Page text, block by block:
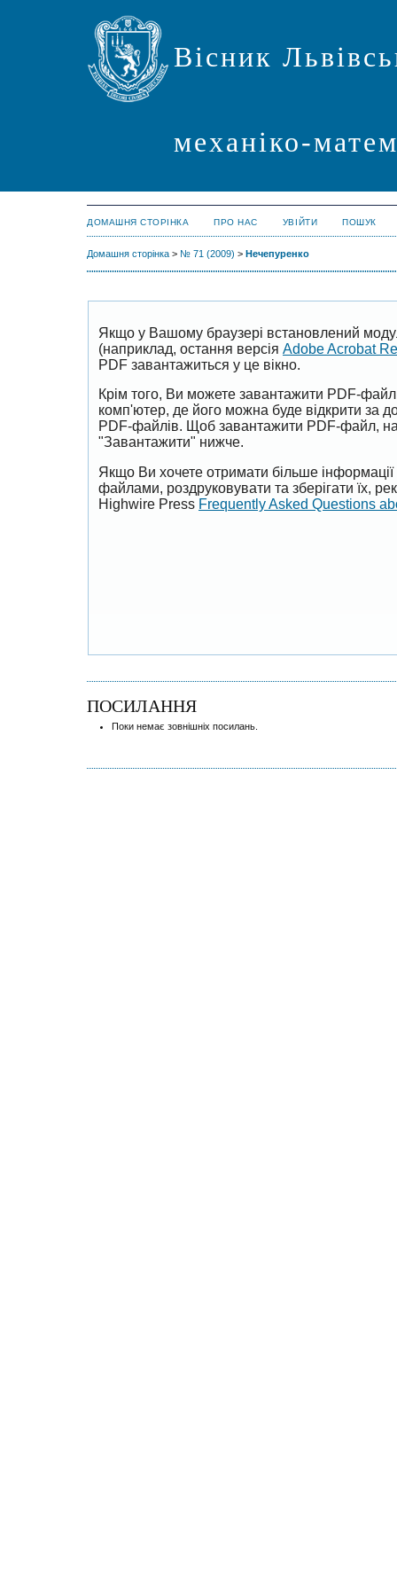
Вісник
механіко-
ДОМАШНЯ СТОРІНКА ПРО НАС УВІЙТИ ПОШУК
Домашня сторінка > № 71 (2009) > Нечепуренко
Якщо у Вашому браузері встановлений
(наприклад, остання версія Adobe Acrobat
PDF завантажиться у це вікно.
Крім того, Ви можете завантажити PDF-
комп'ютер, де його можна буде відкрити за
PDF-файлів. Щоб завантажити PDF-файл,
"Завантажити" нижче.
Якщо Ви хочете отримати більше
файлами, роздруковувати та зберігати їх,
Highwire Press Frequently Asked Questions
ПОСИЛАННЯ
Поки немає зовнішніх посилань.